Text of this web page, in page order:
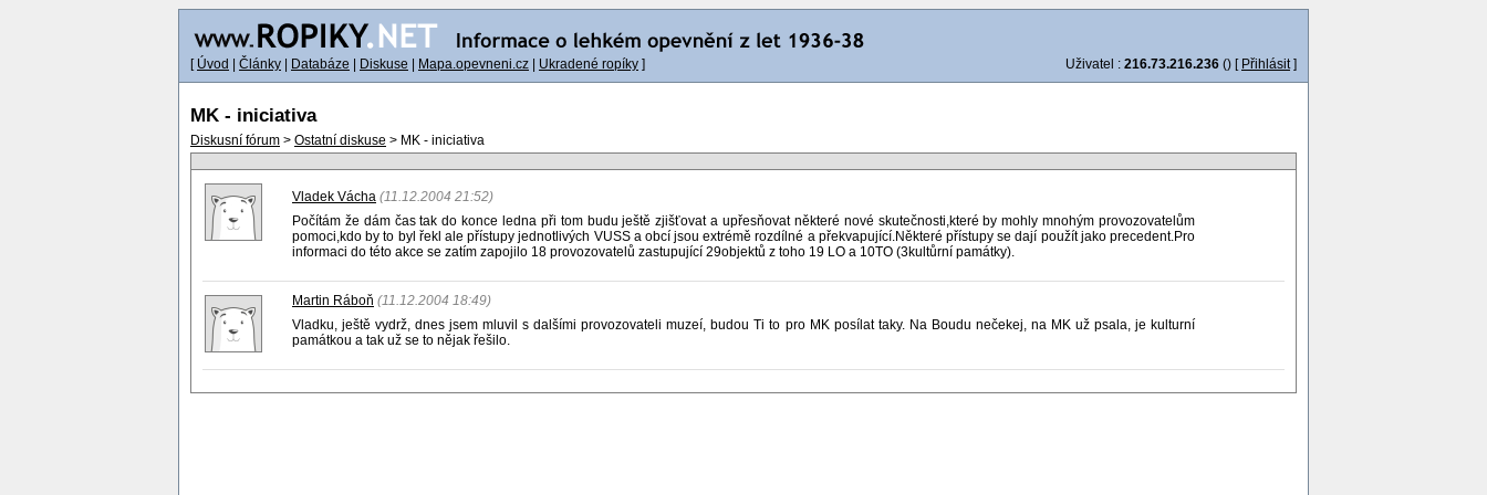
[ Úvod Články Databáze Diskuse Mapa.opevneni.cz Ukradené ropíky ] Uživatel : 216.73.216.236 () [ Přihlásit]
MK - iniciativa
Diskusní fórum > Ostatní diskuse > MK - iniciativa
Vladek Vácha (11.12.2004 21:52)
Počítám že dám čas tak do konce ledna při tom budu ještě zjišťovat a upřesňovat některé nové skutečnosti,které by mohly mnohým provozovatelům
pomoci,kdo by to byl řekl ale přístupy jednotlivých VUSS a obcí jsou extrémě rozdílné a překvapující.Některé přístupy se dají použít jako precedent.Pro
informaci do této akce se zatím zapojilo 18 provozovatelů zastupující 29objektů z toho 19 LO a 10TO (3kultůrní památky).
Martin Ráboň (11.12.2004 18:49)
Vladku, ještě vydrž, dnes jsem mluvil s dalšími provozovateli muzeí, budou Ti to pro MK posílat taky. Na Boudu nečekej, na MK už psala, je kulturní
památkou a tak už se to nějak řešilo.